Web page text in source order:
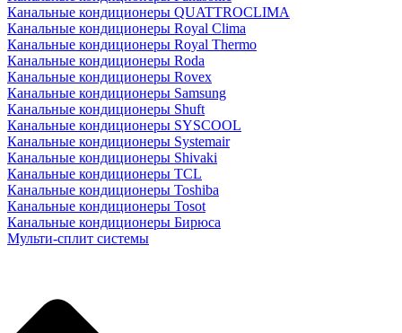
Канальные кондиционеры QUATTROCLIMA
Канальные кондиционеры Royal Clima
Канальные кондиционеры Royal Thermo
Канальные кондиционеры Roda
Канальные кондиционеры Rovex
Канальные кондиционеры Samsung
Канальные кондиционеры Shuft
Канальные кондиционеры SYSCOOL
Канальные кондиционеры Systemair
Канальные кондиционеры Shivaki
Канальные кондиционеры TCL
Канальные кондиционеры Toshiba
Канальные кондиционеры Tosot
Канальные кондиционеры Бирюса
Мульти-сплит системы